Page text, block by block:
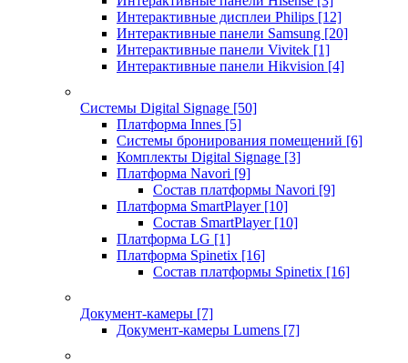
Интерактивные дисплеи Philips [12]
Интерактивные панели Samsung [20]
Интерактивные панели Vivitek [1]
Интерактивные панели Hikvision [4]
Системы Digital Signage [50]
Платформа Innes [5]
Системы бронирования помещений [6]
Комплекты Digital Signage [3]
Платформа Navori [9]
Состав платформы Navori [9]
Платформа SmartPlayer [10]
Состав SmartPlayer [10]
Платформа LG [1]
Платформа Spinetix [16]
Состав платформы Spinetix [16]
Документ-камеры [7]
Документ-камеры Lumens [7]